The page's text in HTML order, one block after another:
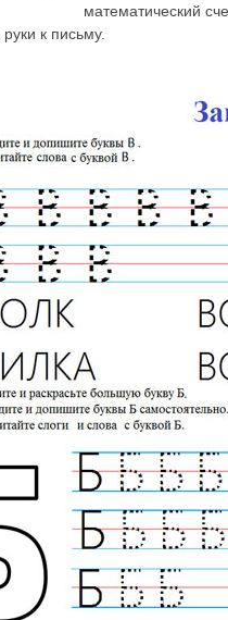
математический
к письму.